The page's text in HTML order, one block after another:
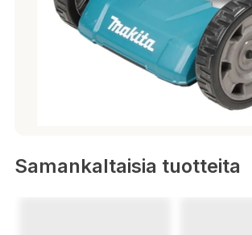
Samankaltaisia tuotteita